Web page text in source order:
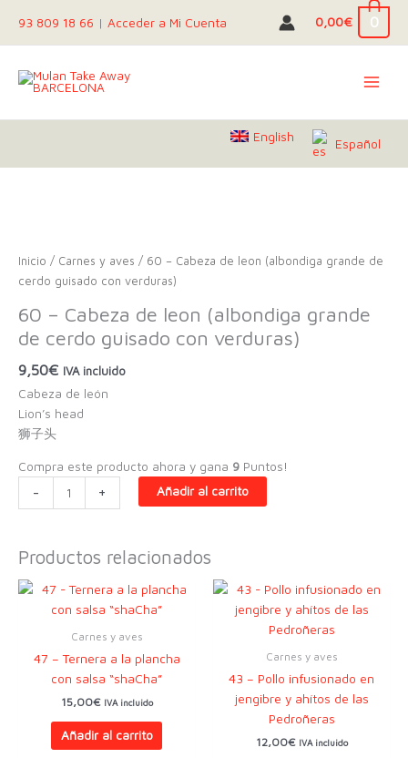
contenido
93 809 18 66 | Acceder a Mi Cuenta 0,00€ 0
English Español
Inicio / Carnes y aves / 60 – Cabeza de leon (albondiga grande de
cerdo guisado con verduras)
60 – Cabeza de leon (albondiga grande
de cerdo guisado con verduras)
9,50€ IVA incluido
Cabeza de león
Lion’s head
狮子头
Compra este producto ahora y gana 9 Puntos!
-
-
leon
(albondiga
grande
guisado
verduras)
cantidad
+ Añadir al carrito
Productos relacionados
Carnes y aves
47 – Ternera a la plancha
con salsa “shaCha”
15,00€ IVA incluido
Añadir al carrito
Carnes y aves
43 – Pollo infusionado en
jengibre y ahítos de las
Pedroñeras
12,00€ IVA incluido